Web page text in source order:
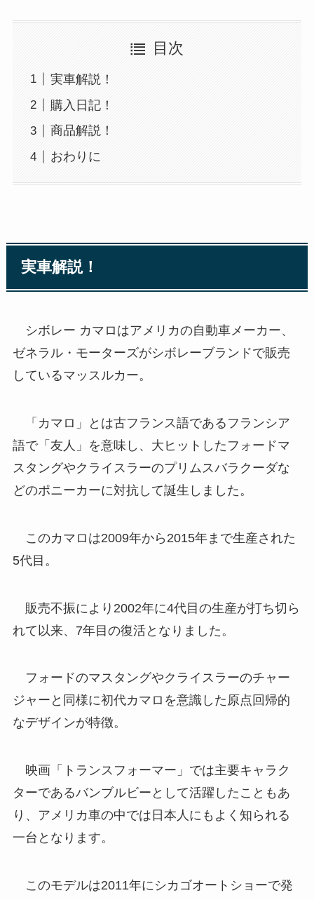
目次
実車解説！
購入日記！
商品解説！
おわりに
実車解説！
シボレー カマロはアメリカの自動車メーカー、
ゼネラル・モーターズがシボレーブランドで販売
しているマッスルカー。
「カマロ」とは古フランス語であるフランシア
語で「友人」を意味し、大ヒットしたフォードマ
スタングやクライスラーのプリムスバラクーダな
どのポニーカーに対抗して誕生しました。
このカマロは2009年から2015年まで生産された
5代目。
販売不振により2002年に4代目の生産が打ち切ら
れて以来、7年目の復活となりました。
フォードのマスタングやクライスラーのチャー
ジャーと同様に初代カマロを意識した原点回帰的
なデザインが特徴。
映画「トランスフォーマー」では主要キャラク
ターであるバンブルビーとして活躍したこともあ
り、アメリカ車の中では日本人にもよく知られる
一台となります。
このモデルは2011年にシカゴオートショーで発